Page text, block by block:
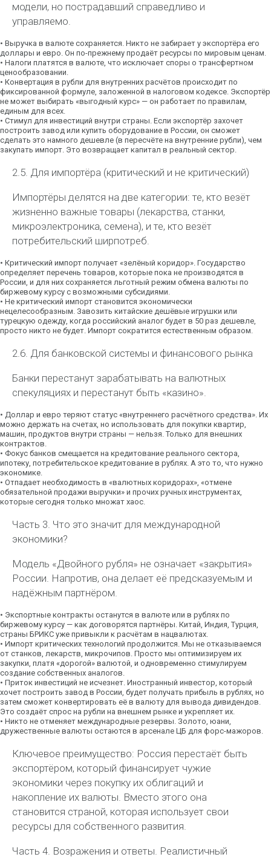
модели, но пострадавший справедливо и
управляемо.
• Выручка в валюте сохраняется. Никто не забирает у экспортёра его
доллары и евро. Он по-прежнему продаёт ресурсы по мировым ценам.
• Налоги платятся в валюте, что исключает споры о трансфертном
ценообразовании.
• Конвертация в рубли для внутренних расчётов происходит по
фиксированной формуле, заложенной в налоговом кодексе. Экспортёр
не может выбирать «выгодный курс» — он работает по правилам,
единым для всех.
• Стимул для инвестиций внутри страны. Если экспортёр захочет
построить завод или купить оборудование в России, он сможет
сделать это намного дешевле (в пересчёте на внутренние рубли), чем
закупать импорт. Это возвращает капитал в реальный сектор.
2.5. Для импортёра (критический и не критический)
Импортёры делятся на две категории: те, кто везёт
жизненно важные товары (лекарства, станки,
микроэлектроника, семена), и те, кто везёт
потребительский ширпотреб.
• Критический импорт получает «зелёный коридор». Государство
определяет перечень товаров, которые пока не производятся в
России, и для них сохраняется льготный режим обмена валюты по
биржевому курсу с возможными субсидиями.
• Не критический импорт становится экономически
нецелесообразным. Завозить китайские дешёвые игрушки или
турецкую одежду, когда российский аналог будет в 50 раз дешевле,
просто никто не будет. Импорт сократится естественным образом.
2.6. Для банковской системы и финансового рынка
Банки перестанут зарабатывать на валютных
спекуляциях и перестанут быть «казино».
• Доллар и евро теряют статус «внутреннего расчётного средства». Их
можно держать на счетах, но использовать для покупки квартир,
машин, продуктов внутри страны — нельзя. Только для внешних
контрактов.
• Фокус банков смещается на кредитование реального сектора,
ипотеку, потребительское кредитование в рублях. А это то, что нужно
экономике.
• Отпадает необходимость в «валютных коридорах», «отмене
обязательной продажи выручки» и прочих ручных инструментах,
которые сегодня только множат хаос.
Часть 3. Что это значит для международной
экономики?
Модель «Двойного рубля» не означает «закрытия»
России. Напротив, она делает её предсказуемым и
надёжным партнёром.
• Экспортные контракты останутся в валюте или в рублях по
биржевому курсу — как договорятся партнёры. Китай, Индия, Турция,
страны БРИКС уже привыкли к расчётам в нацвалютах.
• Импорт критических технологий продолжится. Мы не отказываемся
от станков, лекарств, микрочипов. Просто мы оптимизируем их
закупки, платя «дорогой» валютой, и одновременно стимулируем
создание собственных аналогов.
• Приток инвестиций не исчезнет. Иностранный инвестор, который
хочет построить завод в России, будет получать прибыль в рублях, но
затем сможет конвертировать её в валюту для вывода дивидендов.
Это создаёт спрос на рубли на внешнем рынке и укрепляет их.
• Никто не отменяет международные резервы. Золото, юани,
дружественные валюты остаются в арсенале ЦБ для форс-мажоров.
Ключевое преимущество: Россия перестаёт быть
экспортёром, который финансирует чужие
экономики через покупку их облигаций и
накопление их валюты. Вместо этого она
становится страной, которая использует свои
ресурсы для собственного развития.
Часть 4. Возражения и ответы. Реалистичный